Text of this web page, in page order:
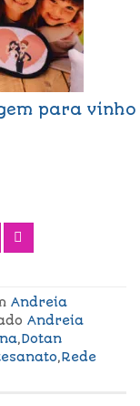
para vinho
Andreia
Andreia
,Dotan
,Rede